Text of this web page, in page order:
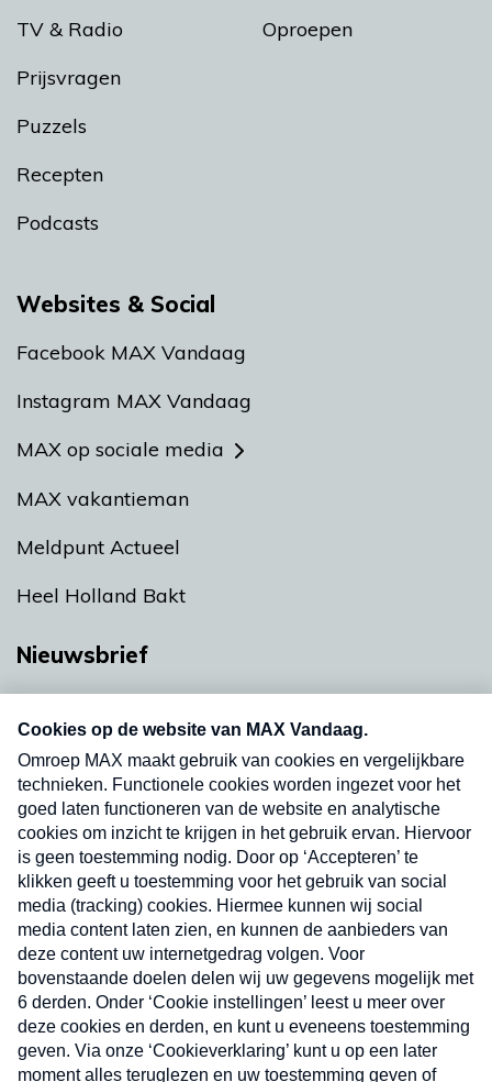
TV & Radio
Prijsvragen
Puzzels
Recepten
Podcasts
Oproepen
Websites & Social
Facebook MAX Vandaag
Instagram MAX Vandaag
MAX op sociale media
MAX vakantieman
Meldpunt Actueel
Heel Holland Bakt
Nieuwsbrief
nieuwsbrief. Elke vrijdag- en dinsdagochtend in
uw mailbox.
Verzend
Nieuwsbrief
Neem hier een gratis abonnement op onze